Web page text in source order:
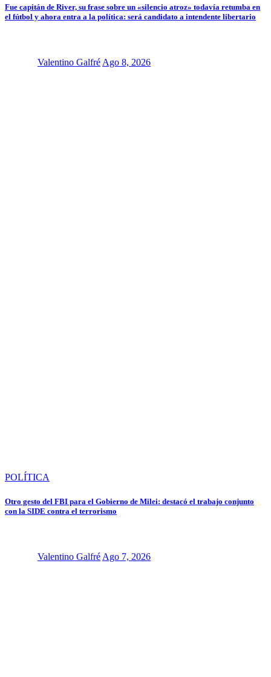
Fue capitán de River, su frase sobre un «silencio atroz» todavía retumba en
el fútbol y ahora entra a la política: será candidato a intendente libertario
Valentino GalfréAgo 8, 2026
POLÍTICA
Otro gesto del FBI para el Gobierno de Milei: destacó el trabajo conjunto
con la SIDE contra el terrorismo
Valentino Galfré Ago 7, 2026